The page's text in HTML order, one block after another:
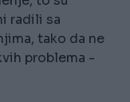
radili sa
tako da ne
problema -